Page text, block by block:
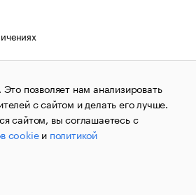
О соблюдении авторских прав
1995–2026.Сообщения
агентства «РБК»
службой по надзору в сфере
технологий и массовых
09.12.2015 за номером ИА
пометкой «РБК». Отдельные
информацию,
пользователей
позволяет нам анализировать
с сайтом и делать его лучше.
сайтом, вы соглашаетесь с
cookieи политикой